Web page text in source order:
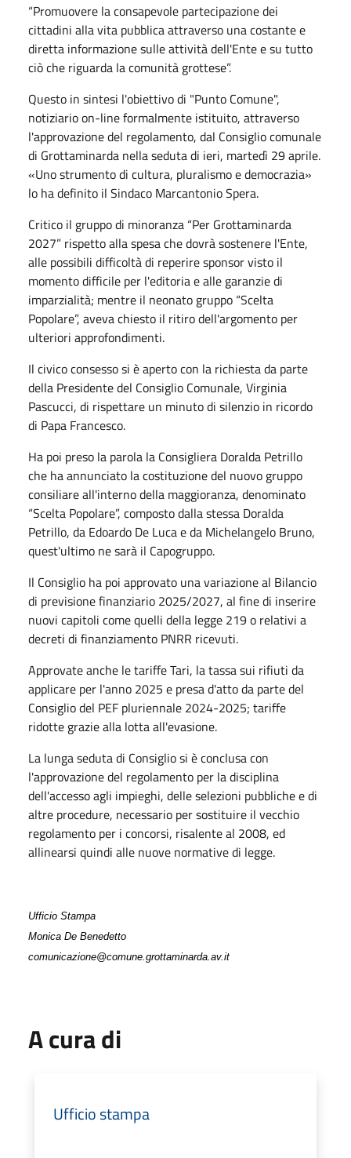
“Promuovere la consapevole partecipazione dei
cittadini alla vita pubblica attraverso una costante e
diretta informazione sulle attività dell'Ente e su tutto
ciò che riguarda la comunità grottese”.
Questo in sintesi l'obiettivo di "Punto Comune",
notiziario on-line formalmente istituito, attraverso
l'approvazione del regolamento, dal Consiglio comunale
di Grottaminarda nella seduta di ieri, martedì 29 aprile.
«Uno strumento di cultura, pluralismo e democrazia»
lo ha definito il Sindaco Marcantonio Spera.
Critico il gruppo di minoranza “Per Grottaminarda
2027” rispetto alla spesa che dovrà sostenere l'Ente,
alle possibili difficoltà di reperire sponsor visto il
momento difficile per l'editoria e alle garanzie di
imparzialità; mentre il neonato gruppo “Scelta
Popolare”, aveva chiesto il ritiro dell'argomento per
ulteriori approfondimenti.
Il civico consesso si è aperto con la richiesta da parte
della Presidente del Consiglio Comunale, Virginia
Pascucci, di rispettare un minuto di silenzio in ricordo
di Papa Francesco.
Ha poi preso la parola la Consigliera Doralda Petrillo
che ha annunciato la costituzione del nuovo gruppo
consiliare all'interno della maggioranza, denominato
“Scelta Popolare”, composto dalla stessa Doralda
Petrillo, da Edoardo De Luca e da Michelangelo Bruno,
quest'ultimo ne sarà il Capogruppo.
Il Consiglio ha poi approvato una variazione al Bilancio
di previsione finanziario 2025/2027, al fine di inserire
nuovi capitoli come quelli della legge 219 o relativi a
decreti di finanziamento PNRR ricevuti.
Approvate anche le tariffe Tari, la tassa sui rifiuti da
applicare per l'anno 2025 e presa d'atto da parte del
Consiglio del PEF pluriennale 2024-2025; tariffe
ridotte grazie alla lotta all'evasione.
La lunga seduta di Consiglio si è conclusa con
l'approvazione del regolamento per la disciplina
dell'accesso agli impieghi, delle selezioni pubbliche e di
altre procedure, necessario per sostituire il vecchio
regolamento per i concorsi, risalente al 2008, ed
allinearsi quindi alle nuove normative di legge.
Ufficio Stampa
Monica De Benedetto
comunicazione@comune.grottaminarda.av.it
A cura di
Ufficio stampa